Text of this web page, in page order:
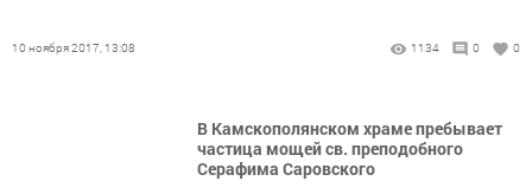
10 ноября 2017, 13:08 1134 0 0
В Камскополянском храме пребывает
частица мощей св. преподобного
Серафима Саровского